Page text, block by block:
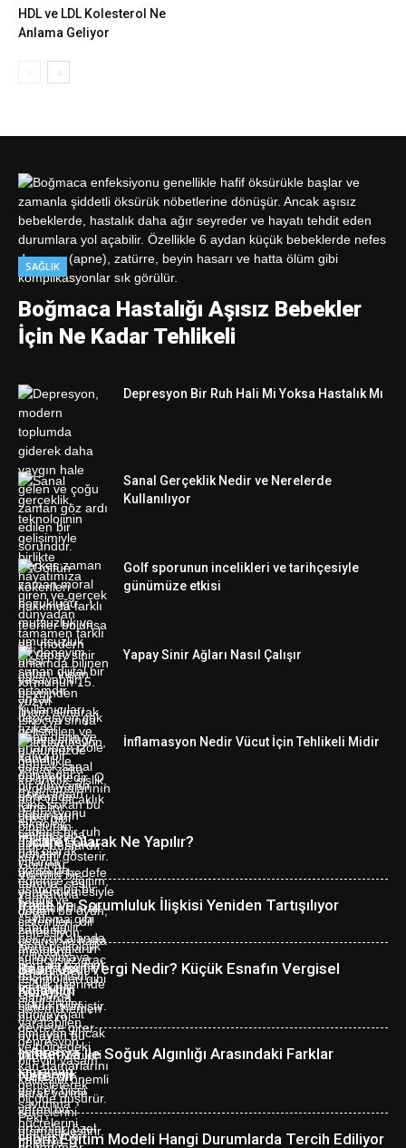
HDL ve LDL Kolesterol Ne
Anlama Geliyor
SAĞLIK
Boğmaca Hastalığı Aşısız Bebekler
İçin Ne Kadar Tehlikeli
Depresyon Bir Ruh Hali Mi Yoksa Hastalık Mı
Sanal Gerçeklik Nedir ve Nerelerde
Kullanılıyor
Golf sporunun incelikleri ve tarihçesiyle
günümüze etkisi
Yapay Sinir Ağları Nasıl Çalışır
İnflamasyon Nedir Vücut İçin Tehlikeli Midir
Ticaret Olarak Ne Yapılır?
İrade ve Sorumluluk İlişkisi Yeniden Tartışılıyor
Basit Usul Vergi Nedir? Küçük Esnafın Vergisel
Kolaylığı
Influenza ile Soğuk Algınlığı Arasındaki Farklar
Nelerdir
Hibrit Eğitim Modeli Hangi Durumlarda Tercih Ediliyor